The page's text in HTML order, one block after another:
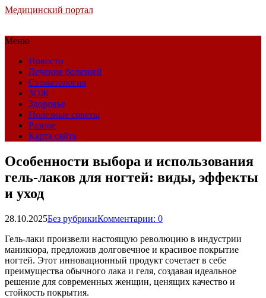
Медицинский портал
Меню
Новости
Лечение болезней
Стоматология
ЗОЖ
Здоровье
Полезные советы
Разное
Карта сайта
Особенности выбора и использования
гель-лаков для ногтей: виды, эффекты
и уход
28.10.2025Без рубрикиКомментарии: 0
Гель-лаки произвели настоящую революцию в индустрии
маникюра, предложив долговечное и красивое покрытие
ногтей. Этот инновационный продукт сочетает в себе
преимущества обычного лака и геля, создавая идеальное
решение для современных женщин, ценящих качество и
стойкость покрытия.